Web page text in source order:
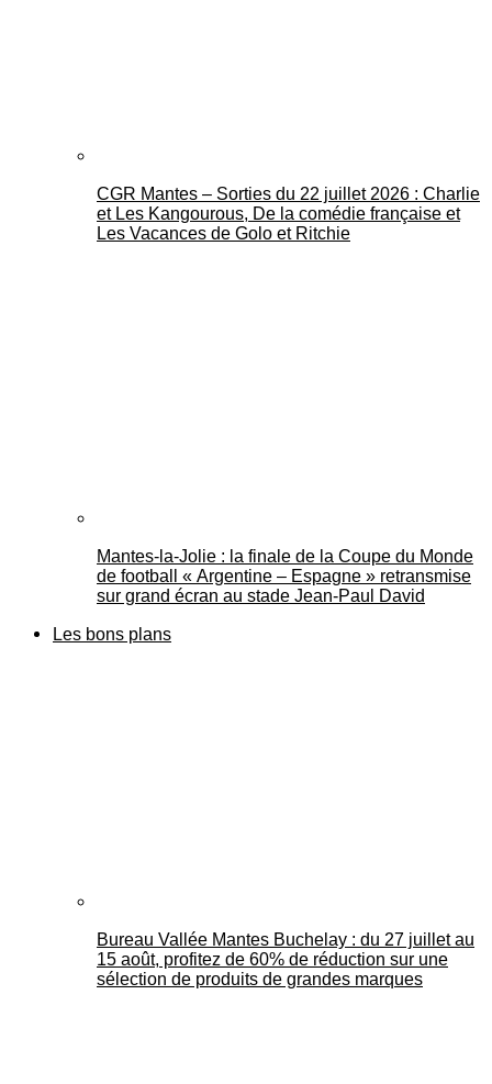
CGR Mantes – Sorties du 22 juillet 2026 : Charlie
et Les Kangourous, De la comédie française et
Les Vacances de Golo et Ritchie
Mantes-la-Jolie : la finale de la Coupe du Monde
de football « Argentine – Espagne » retransmise
sur grand écran au stade Jean-Paul David
Les bons plans
Bureau Vallée Mantes Buchelay : du 27 juillet au
15 août, profitez de 60% de réduction sur une
sélection de produits de grandes marques